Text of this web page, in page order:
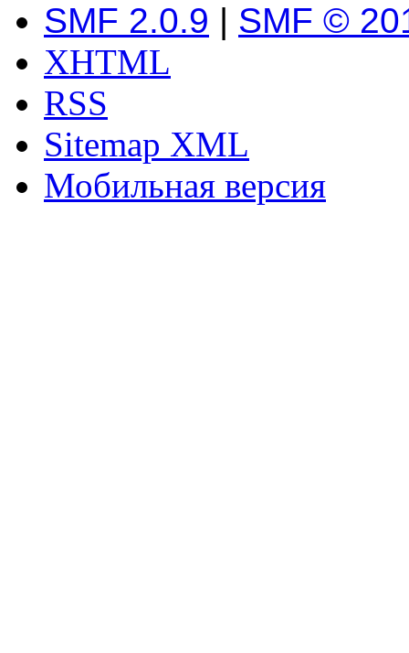
SMF 2.0.9 | SMF ©
XHTML
RSS
Sitemap XML
Мобильная версия